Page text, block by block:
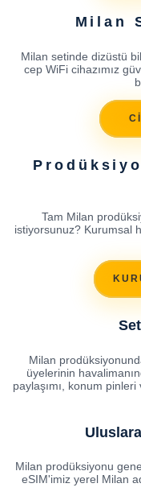
Milan
Milan setinde dizüstü
cep WiFi cihazımız
Tam Milan
istiyorsunuz? Kurumsal
Milan
üyelerinin
paylaşımı, konum
Milan prodüksiyonu
eSIM'imiz yerel Milan